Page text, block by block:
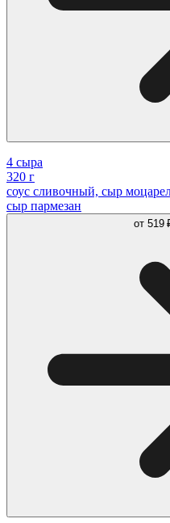
4 сыра
320 г
соус сливочный, сыр
сыр пармезан
от 519